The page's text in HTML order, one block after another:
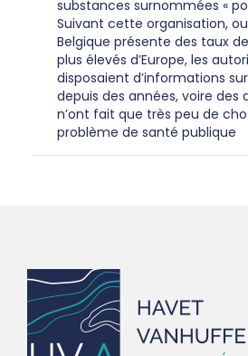
substances surnommées «
Suivant cette organisation,
Belgique présente des taux de
plus élevés d’Europe, les
disposaient d’informations
depuis des années, voire des
n’ont fait que très peu de
problème de santé publique